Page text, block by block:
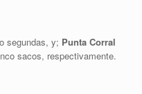
segundas, y; Punta Corral
sacos, respectivamente.